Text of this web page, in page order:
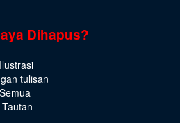
Dihapus?
tulisan